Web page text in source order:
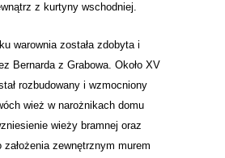
z kurtyny wschodniej.
została zdobyta i
Bernarda z Grabowa. Około XV
rozbudowany i wzmocniony
wież w narożnikach domu
wieży bramnej oraz
założenia zewnętrznym murem